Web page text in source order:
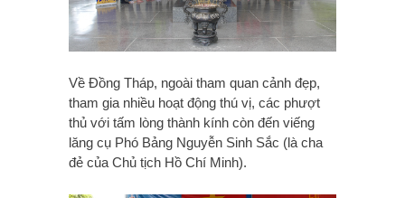
Về Đồng Tháp, ngoài tham quan cảnh đẹp,
tham gia nhiều hoạt động thú vị, các phượt
thủ với tấm lòng thành kính còn đến viếng
lăng cụ Phó Bảng Nguyễn Sinh Sắc (là cha
đẻ của Chủ tịch Hồ Chí Minh).